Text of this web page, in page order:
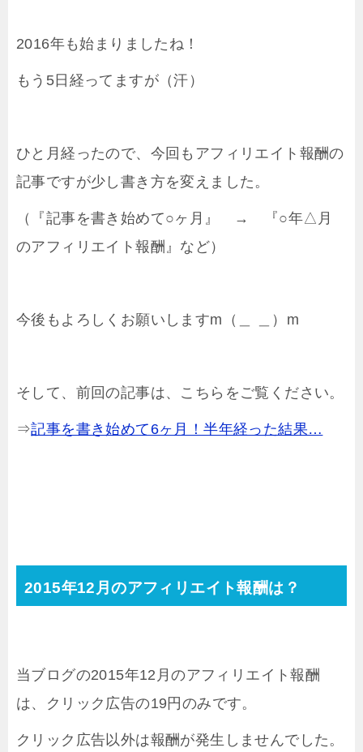
2016年も始まりましたね！
もう5日経ってますが（汗）
ひと月経ったので、今回もアフィリエイト報酬の
記事ですが少し書き方を変えました。
（『記事を書き始めて○ヶ月』 → 『○年△月
のアフィリエイト報酬』など）
今後もよろしくお願いしますm（＿ ＿）m
そして、前回の記事は、こちらをご覧ください。
⇒記事を書き始めて6ヶ月！半年経った結果…
2015年12月のアフィリエイト報酬は？
当ブログの2015年12月のアフィリエイト報酬
は、クリック広告の19円のみです。
クリック広告以外は報酬が発生しませんでした。